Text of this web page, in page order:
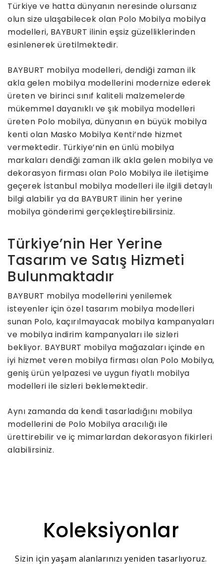
Türkiye ve hatta dünyanın neresinde olursanız
olun size ulaşabilecek olan Polo Mobilya mobilya
modelleri, BAYBURT ilinin eşsiz güzelliklerinden
esinlenerek üretilmektedir.
BAYBURT mobilya modelleri, dendiği zaman ilk
akla gelen mobilya modellerini modernize ederek
üreten ve birinci sınıf kaliteli malzemelerde
mükemmel dayanıklı ve şık mobilya modelleri
üreten Polo mobilya, dünyanın en büyük mobilya
kenti olan Masko Mobilya Kenti’nde hizmet
vermektedir. Türkiye’nin en ünlü mobilya
markaları dendiği zaman ilk akla gelen mobilya ve
dekorasyon firması olan Polo Mobilya ile iletişime
geçerek İstanbul mobilya modelleri ile ilgili detaylı
bilgi alabilir ya da BAYBURT ilinin her yerine
mobilya gönderimi gerçekleştirebilirsiniz.
Türkiye’nin Her Yerine
Tasarım ve Satış Hizmeti
Bulunmaktadır
BAYBURT mobilya modellerini yenilemek
isteyenler için özel tasarım mobilya modelleri
sunan Polo, kaçırılmayacak mobilya kampanyaları
ve mobilya indirim kampanyaları ile sizleri
bekliyor. BAYBURT mobilya mağazaları içinde en
iyi hizmet veren mobilya firması olan Polo Mobilya,
geniş ürün yelpazesi ve uygun fiyatlı mobilya
modelleri ile sizleri beklemektedir.
Aynı zamanda da kendi tasarladığını mobilya
modellerini de Polo Mobilya aracılığı ile
ürettirebilir ve iç mimarlardan dekorasyon fikirleri
alabilirsiniz.
Koleksiyonlar
Sizin için yaşam alanlarınızı yeniden tasarlıyoruz.